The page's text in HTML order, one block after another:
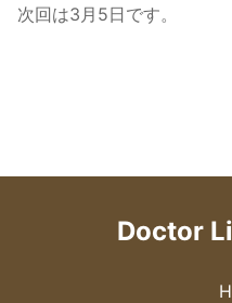
次回は3月5日です。
Doctor